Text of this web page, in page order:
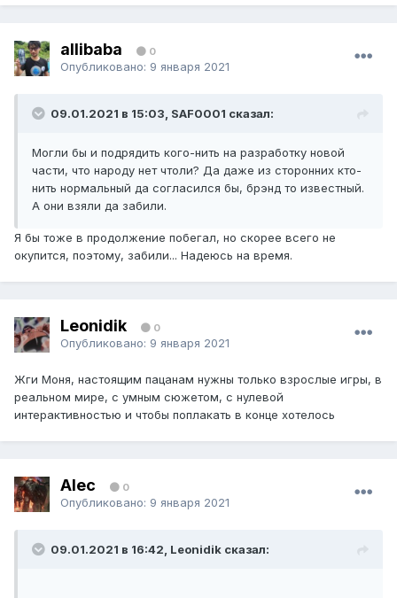
allibaba 0
Опубликовано: 9 января 2021
09.01.2021 в 15:03, SAF0001 сказал:
Могли бы и подрядить кого-нить на разработку новой
части, что народу нет чтоли? Да даже из сторонних кто-
нить нормальный да согласился бы, брэнд то известный.
А они взяли да забили.
Я бы тоже в продолжение побегал, но скорее всего не
окупится, поэтому, забили... Надеюсь на время.
Leonidik 0
Опубликовано: 9 января 2021
Жги Моня, настоящим пацанам нужны только взрослые игры, в
реальном мире, с умным сюжетом, с нулевой
интерактивностью и чтобы поплакать в конце хотелось
Alec 0
Опубликовано: 9 января 2021
09.01.2021 в 16:42, Leonidik сказал: